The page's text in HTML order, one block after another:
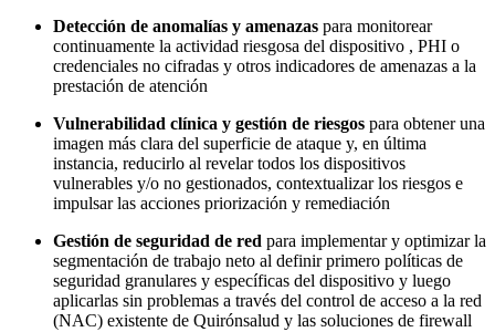
Detección de anomalías y amenazas para monitorear
continuamente la actividad riesgosa del dispositivo , PHI o
credenciales no cifradas y otros indicadores de amenazas a la
prestación de atención
Vulnerabilidad clínica y gestión de riesgos para obtener una
imagen más clara del superficie de ataque y, en última
instancia, reducirlo al revelar todos los dispositivos
vulnerables y/o no gestionados, contextualizar los riesgos e
impulsar las acciones priorización y remediación
Gestión de seguridad de red para implementar y optimizar la
segmentación de trabajo neto al definir primero políticas de
seguridad granulares y específicas del dispositivo y luego
aplicarlas sin problemas a través del control de acceso a la red
(NAC) existente de Quirónsalud y las soluciones de firewall